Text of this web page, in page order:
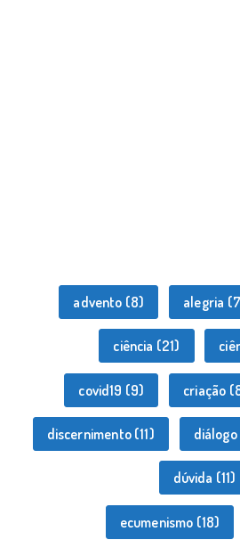
advento (8) alegria
ciência (21)
covid19 (9) criação
discernimento(11)
dúvida (11)
ecumenismo (18)